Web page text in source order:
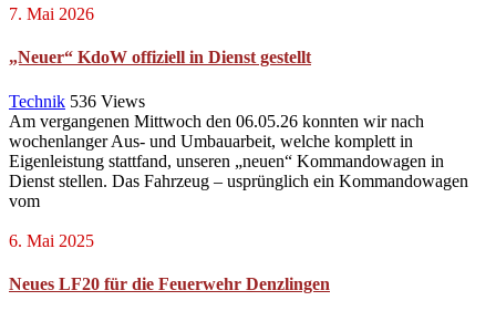
7. Mai 2026
„Neuer“ KdoW offiziell in Dienst gestellt
Technik 536 Views
Am vergangenen Mittwoch den 06.05.26 konnten wir nach
wochenlanger Aus- und Umbauarbeit, welche komplett in
Eigenleistung stattfand, unseren „neuen“ Kommandowagen in
Dienst stellen. Das Fahrzeug – usprünglich ein Kommandowagen
vom
6. Mai 2025
Neues LF20 für die Feuerwehr Denzlingen